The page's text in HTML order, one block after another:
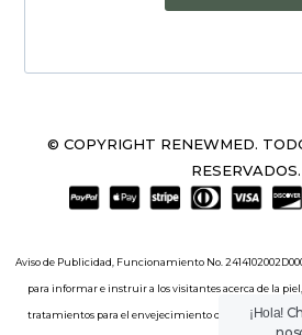
© COPYRIGHT RENEWMED.
RESERVADOS.
Aviso de Publicidad, Funcionamiento No.
para informar e instruir a los visitantes acerca de la
tratamientos para el envejecimiento de la piel. El sitio
¡Hola!